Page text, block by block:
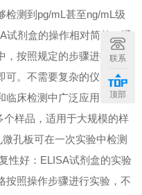
检测到pg/mL甚至ng/mL级
试剂盒的操作相对简单，通
按照规定的步骤进行孵育
。不需要复杂的仪器设备
床检测中广泛应用。 高通
样品，适用于大规模的样
孔板可在一次实验中检测
性好：ELISA试剂盒的实验
按照操作步骤进行实验，不
联系
顶部